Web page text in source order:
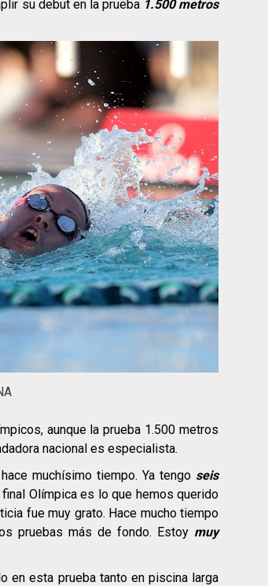
su debut en la prueba 1.500 metros
aunque la prueba 1.500 metros
nacional es especialista.
muchísimo tiempo. Ya tengo seis
Olímpica es lo que hemos querido
fue muy grato. Hace mucho tiempo
pruebas más de fondo. Estoy muy
en esta prueba tanto en piscina larga